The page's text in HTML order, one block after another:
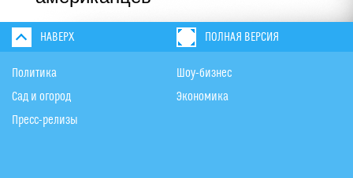
НАВЕРХ ПОЛНАЯ ВЕРСИЯ
Политика
Сад и огород
Пресс-релизы
Шоу-бизнес
Экономика